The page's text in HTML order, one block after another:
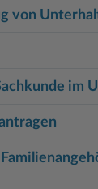
von
im